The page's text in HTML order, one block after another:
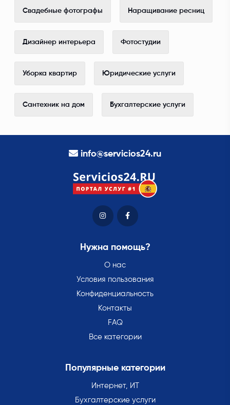
Свадебные фотографы Наращивание ресниц
Дизайнер интерьера Фотостудии
Уборка квартир Юридические услуги
Сантехник на дом Бухгалтерские услуги
info@servicios24.ru
Нужна помощь?
О нас
Условия пользования
Конфиденциальность
Контакты
FAQ
Все категории
Популярные категории
Интернет, ИТ
Бухгалтерские услуги